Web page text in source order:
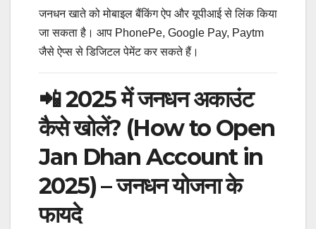
जनधन खाते को मोबाइल बैंकिंग ऐप और यूपीआई से लिंक किया
जा सकता है। आप PhonePe, Google Pay, Paytm
जैसे ऐप्स से डिजिटल पेमेंट कर सकते हैं।
📲 2025 में जनधन अकाउंट
कैसे खोलें? (How to Open
Jan Dhan Account in
2025) – जनधन योजना के
फायदे